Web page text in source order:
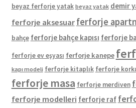
beyaz ferforje yatak beyaz yatak demir
ferforje aksesuar ferforje
bahçe ferforje bahçe kapısı ferforje
ferforje ev eşyası ferforje kanepe
kapı modeli ferforje kitaplık ferforje
ferforje masa ferforje merdiven
ferforje modelleri ferforje raf